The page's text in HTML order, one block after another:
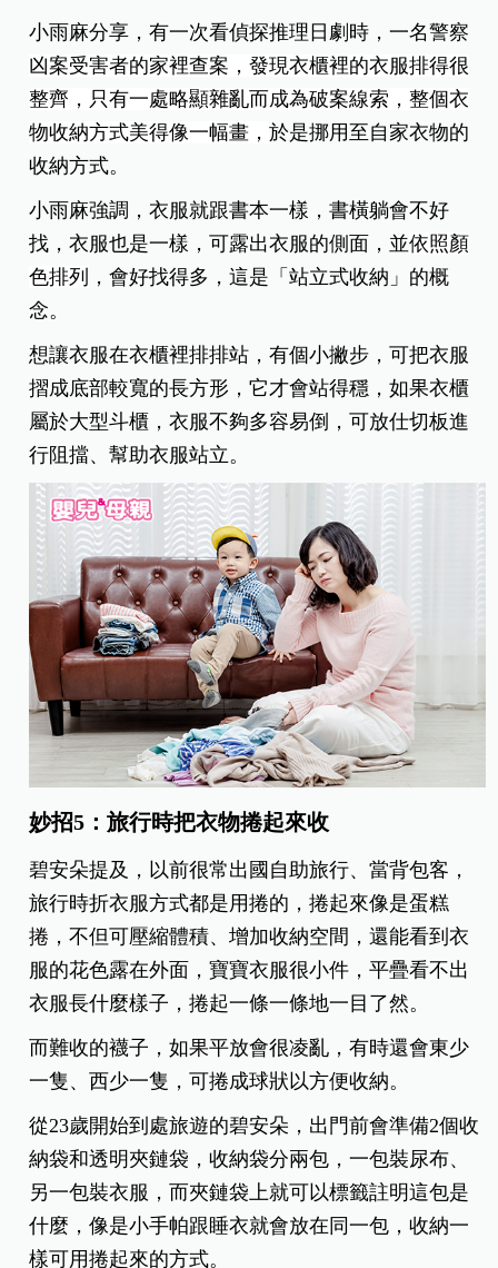
小雨麻分享，有一次看偵探推理日劇時，一名警察
凶案受害者的家裡查案，發現衣櫃裡的衣服排得很
整齊，只有一處略顯雜亂而成為破案線索，整個衣
物收納方式美得像一幅畫，於是挪用至自家衣物的
收納方式。
小雨麻強調，衣服就跟書本一樣，書橫躺會不好
找，衣服也是一樣，可露出衣服的側面，並依照顏
色排列 ，會好找得多，這是「站立式收納」的概
念。
想讓衣服在衣櫃裡排排站，有個小撇步，可把衣服
摺成底部較寬的長方形，它才會站得穩，如果衣櫃
屬於大型斗櫃，衣服不夠多容易倒，可放仕切板進
行阻擋、幫助衣服站立。
妙招5：旅行時把衣物捲起來收
碧安朵提及，以前很常出國自助旅行、當背包客，
旅行時折衣服方式都是用捲的，捲起來像是蛋糕
捲，不但可壓縮體積、增加收納空間，還能看到衣
服的花色露在外面，寶寶衣服很小件，平疊看不出
衣服長什麼樣子，捲起一條一條地一目了然。
而難收的襪子，如果平放會很凌亂，有時還會東少
一隻、西少一隻，可捲成球狀以方便收納。
從23歲開始到處旅遊的碧安朵，出門前會準備2個收
納袋和透明夾鏈袋，收納袋分兩包，一包裝尿布、
另一包裝衣服，而夾鏈袋上就可以標籤註明這包是
什麼，像是小手帕跟睡衣就會放在同一包，收納一
樣可用捲起來的方式。